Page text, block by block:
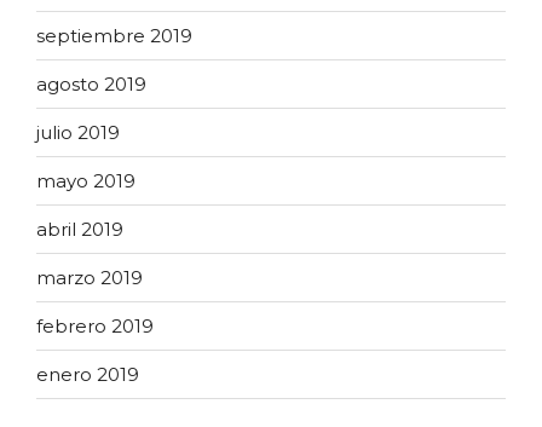
septiembre 2019
agosto 2019
julio 2019
mayo 2019
abril 2019
marzo 2019
febrero 2019
enero 2019